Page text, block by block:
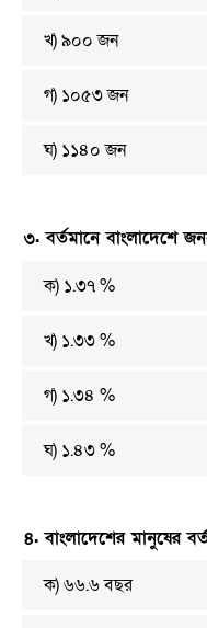
খ) ৯০০ জন
গ) ১০৫৩ জন
ঘ) ১১৪০ জন
৩. বর্তমানে বাংলাদেশে
ক) ১.৩৭ %
খ) ১.৩৩ %
গ) ১.৩৪ %
ঘ) ১.৪৩ %
৪. বাংলাদেশের মানুষের
ক) ৬৬.৬ বছর